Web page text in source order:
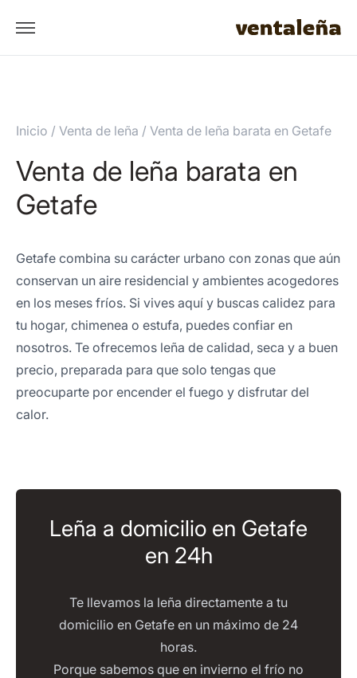
Inicio / Venta de leña / Venta de leña barata en Getafe
Venta de leña barata en
Getafe
Getafe combina su carácter urbano con zonas que aún
conservan un aire residencial y ambientes acogedores
en los meses fríos. Si vives aquí y buscas calidez para
tu hogar, chimenea o estufa, puedes confiar en
nosotros. Te ofrecemos leña de calidad, seca y a buen
precio, preparada para que solo tengas que
preocuparte por encender el fuego y disfrutar del
calor.
Leña a domicilio en Getafe
en 24h
Te llevamos la leña directamente a tu
domicilio en Getafe en un máximo de 24
horas.
Porque sabemos que en invierno el frío no